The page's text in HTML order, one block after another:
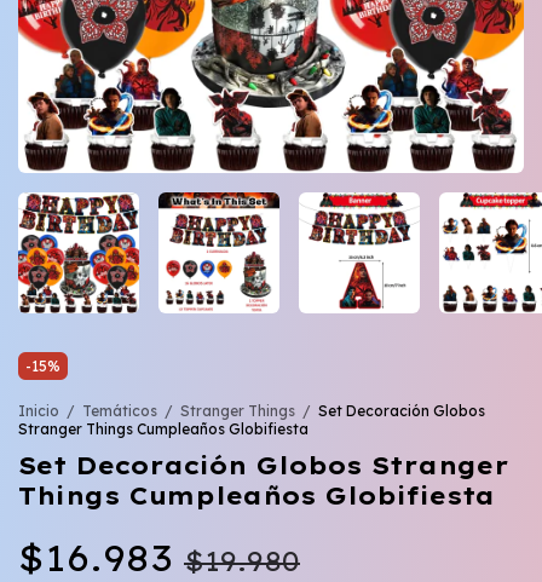
-15%
Inicio / Temáticos / Stranger Things / Set Decoración Globos
Stranger Things Cumpleaños Globifiesta
Set Decoración Globos Stranger
Things Cumpleaños Globifiesta
$16.983 $19.980